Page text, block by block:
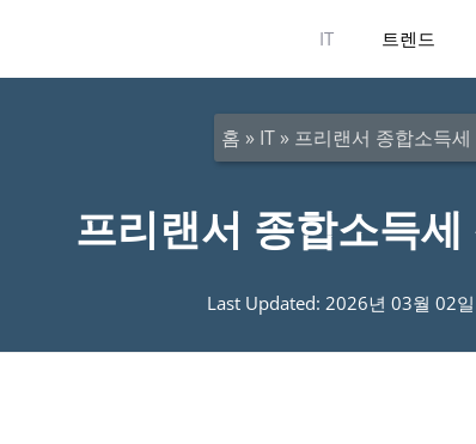
IT 트렌드
홈 » IT» 프리랜서 종합소득
프리랜서 종합소득
Last Updated: 2026년 03월 02일